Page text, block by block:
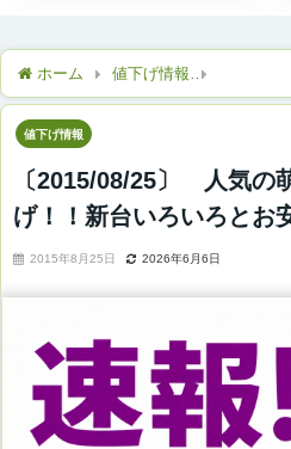
ホーム 値下げ情報
値下げ情報
〔2015/08/25〕 人気の
げ！！新台いろいろとお
2015年8月25日 2026年6月6日